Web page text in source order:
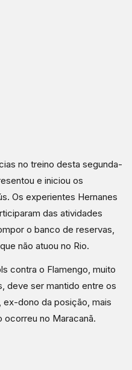
no treino desta segunda-
e iniciou os
Os experientes Hernanes
das atividades
o banco de reservas,
não atuou no Rio.
contra o Flamengo, muito
deve ser mantido entre os
ex-dono da posição, mais
ocorreu no Maracanã.